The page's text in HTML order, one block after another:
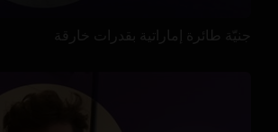
جنيّة طائرة إماراتية بقدرات خارقة